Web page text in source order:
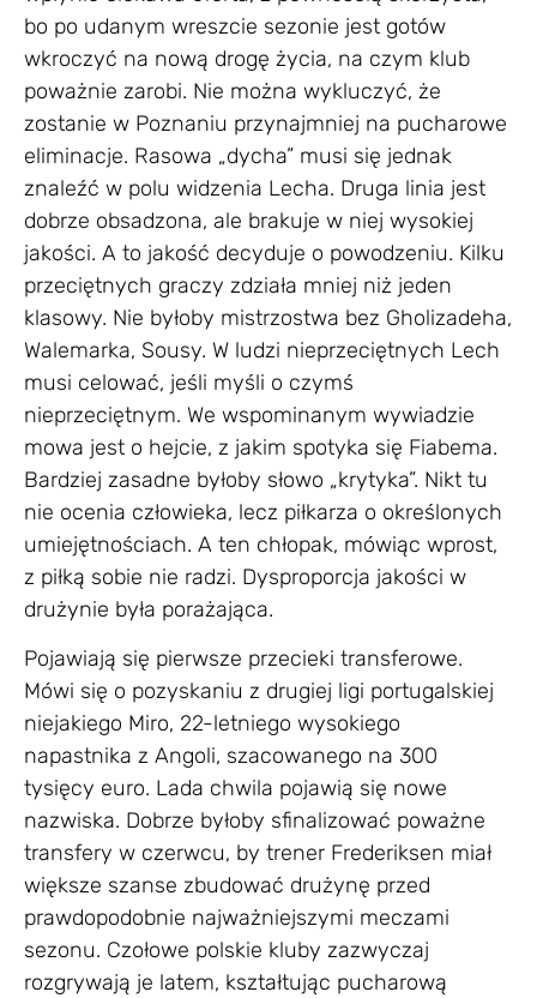
bo po udanym wreszcie sezonie jest gotów
wkroczyć na nową drogę życia, na czym klub
poważnie zarobi. Nie można wykluczyć, że
zostanie w Poznaniu przynajmniej na pucharowe
eliminacje. Rasowa „dycha” musi się jednak
znaleźć w polu widzenia Lecha. Druga linia jest
dobrze obsadzona, ale brakuje w niej wysokiej
jakości. A to jakość decyduje o powodzeniu. Kilku
przeciętnych graczy zdziała mniej niż jeden
klasowy. Nie byłoby mistrzostwa bez Gholizadeha,
Walemarka, Sousy. W ludzi nieprzeciętnych Lech
musi celować, jeśli myśli o czymś
nieprzeciętnym. We wspominanym wywiadzie
mowa jest o hejcie, z jakim spotyka się Fiabema.
Bardziej zasadne byłoby słowo „krytyka”. Nikt tu
nie ocenia człowieka, lecz piłkarza o określonych
umiejętnościach. A ten chłopak, mówiąc wprost,
z piłką sobie nie radzi. Dysproporcja jakości w
drużynie była porażająca.
Pojawiają się pierwsze przecieki transferowe.
Mówi się o pozyskaniu z drugiej ligi portugalskiej
niejakiego Miro, 22-letniego wysokiego
napastnika z Angoli, szacowanego na 300
tysięcy euro. Lada chwila pojawią się nowe
nazwiska. Dobrze byłoby sfinalizować poważne
transfery w czerwcu, by trener Frederiksen miał
większe szanse zbudować drużynę przed
prawdopodobnie najważniejszymi meczami
sezonu. Czołowe polskie kluby zazwyczaj
rozgrywają je latem, kształtując pucharową